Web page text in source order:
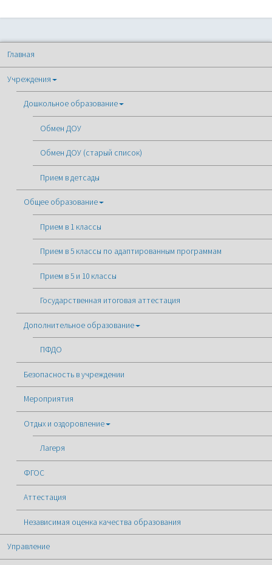
Главная
Учреждения
Дошкольное образование
Обмен ДОУ
Обмен ДОУ (старый список)
Прием в детсады
Общее образование
Прием в 1 классы
Прием в 5 классы по адаптированным программам
Прием в 5 и 10 классы
Государственная итоговая аттестация
Дополнительное образование
ПФДО
Безопасность в учреждении
Мероприятия
Отдых и оздоровление
Лагеря
ФГОС
Аттестация
Независимая оценка качества образования
Управление